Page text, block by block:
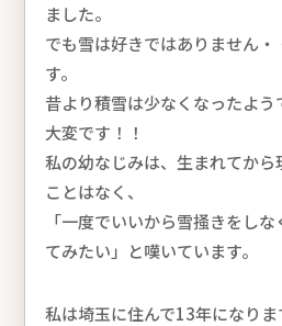
ました。
でも雪は好きではありません
す。
昔より積雪は少なくなったよ
大変です！！
私の幼なじみは、生まれてか
ことはなく、
「一度でいいから雪掻きをし
てみたい」と嘆いています。
私は埼玉に住んで13年になりま